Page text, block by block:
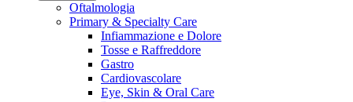
Oftalmologia
Primary & Specialty Care
Infiammazione e Dolore
Tosse e Raffreddore
Gastro
Cardiovascolare
Eye, Skin & Oral Care